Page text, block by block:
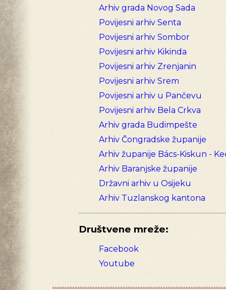
Arhiv grada Novog Sada
Povijesni arhiv Senta
Povijesni arhiv Sombor
Povijesni arhiv Kikinda
Povijesni arhiv Zrenjanin
Povijesni arhiv Srem
Povijesni arhiv u Pančevu
Povijesni arhiv Bela Crkva
Arhiv grada Budimpešte
Arhiv Čongradske županije
Arhiv županije Bács-Kiskun -
Arhiv Baranjske županije
Državni arhiv u Osijeku
Arhiv Tuzlanskog kantona
Društvene mreže:
Facebook
Youtube